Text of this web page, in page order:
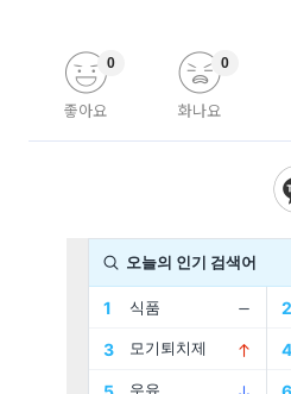
좋아요
0
화나요
0